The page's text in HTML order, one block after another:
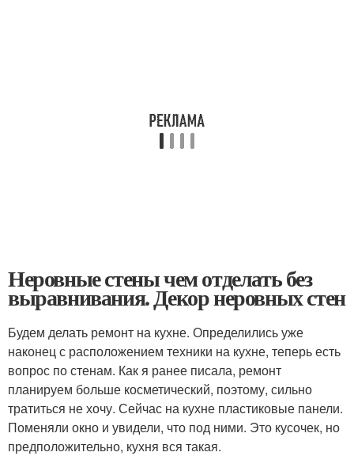
Неровные стены чем отделать без
выравнивания. Декор неровных стен
Будем делать ремонт на кухне. Определились уже
наконец с расположением техники на кухне, теперь есть
вопрос по стенам. Как я ранее писала, ремонт
планируем больше косметический, поэтому, сильно
тратиться не хочу. Сейчас на кухне пластиковые панели.
Поменяли окно и увидели, что под ними. Это кусочек, но
предположительно, кухня вся такая.